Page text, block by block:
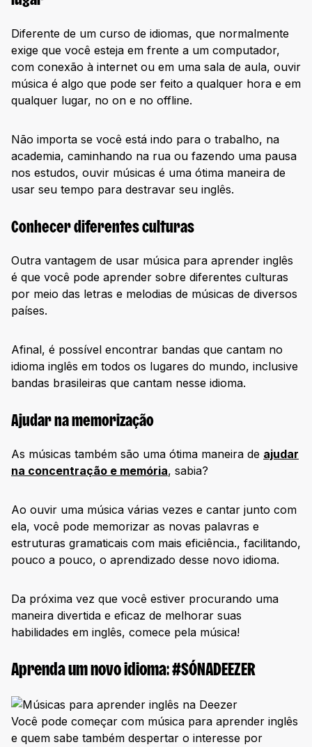
Diferente de um curso de idiomas, que normalmente
exige que você esteja em frente a um computador,
com conexão à internet ou em uma sala de aula, ouvir
música é algo que pode ser feito a qualquer hora e em
qualquer lugar, no on e no offline.
Não importa se você está indo para o trabalho, na
academia, caminhando na rua ou fazendo uma pausa
nos estudos, ouvir músicas é uma ótima maneira de
usar seu tempo para destravar seu inglês.
Conhecer diferentes culturas
Outra vantagem de usar música para aprender inglês
é que você pode aprender sobre diferentes culturas
por meio das letras e melodias de músicas de diversos
países.
Afinal, é possível encontrar bandas que cantam no
idioma inglês em todos os lugares do mundo, inclusive
bandas brasileiras que cantam nesse idioma.
Ajudar na memorização
As músicas também são uma ótima maneira de ajudar
na concentração e memória, sabia?
Ao ouvir uma música várias vezes e cantar junto com
ela, você pode memorizar as novas palavras e
estruturas gramaticais com mais eficiência., facilitando,
pouco a pouco, o aprendizado desse novo idioma.
Da próxima vez que você estiver procurando uma
maneira divertida e eficaz de melhorar suas
habilidades em inglês, comece pela música!
Aprenda um novo idioma: #SÓNADEEZER
Você pode começar com música para aprender inglês
e quem sabe também despertar o interesse por